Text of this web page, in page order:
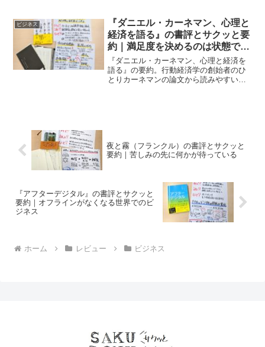
ビジネス
『ダニエル・カーネマン、心理と
経済を語る』の書評とサクッと要
約｜満足度を決めるのは状態では
なく変化
『ダニエル・カーネマン、心理と経済を
語る』の要約。行動経済学の創始者のひ
とりカーネマンの論文から読みやすいも
夜と霧（フランクル）の書評とサクッと
要約｜苦しみの先に何かが待っている
『アフターデジタル』の書評とサクッと
要約｜オフラインがなくなる世界でのビ
ジネス
ホーム レビュー ビジネス